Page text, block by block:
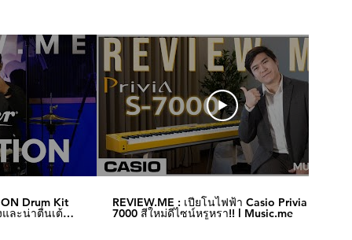
Drum Kit
ละน่าตื่นเต้น‼️
REVIEW.ME : เปียโนไฟฟ้า Casio Privia S-
7000 สีใหม่ดีไซน์หรูหรา!! l Music.me